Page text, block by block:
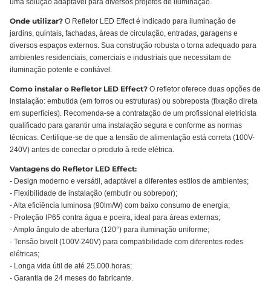
uma solução adaptável para diversos projetos de iluminação.
Onde utilizar? O Refletor LED Effect é indicado para iluminação de
jardins, quintais, fachadas, áreas de circulação, entradas, garagens e
diversos espaços externos. Sua construção robusta o torna adequado para
ambientes residenciais, comerciais e industriais que necessitam de
iluminação potente e confiável.
Como instalar o Refletor LED Effect? O refletor oferece duas opções de
instalação: embutida (em forros ou estruturas) ou sobreposta (fixação direta
em superfícies). Recomenda-se a contratação de um profissional eletricista
qualificado para garantir uma instalação segura e conforme as normas
técnicas. Certifique-se de que a tensão de alimentação está correta (100V-
240V) antes de conectar o produto à rede elétrica.
Vantagens do Refletor LED Effect:
- Design moderno e versátil, adaptável a diferentes estilos de ambientes;
- Flexibilidade de instalação (embutir ou sobrepor);
- Alta eficiência luminosa (90lm/W) com baixo consumo de energia;
- Proteção IP65 contra água e poeira, ideal para áreas externas;
- Amplo ângulo de abertura (120°) para iluminação uniforme;
- Tensão bivolt (100V-240V) para compatibilidade com diferentes redes
elétricas;
- Longa vida útil de até 25.000 horas;
- Garantia de 24 meses do fabricante.